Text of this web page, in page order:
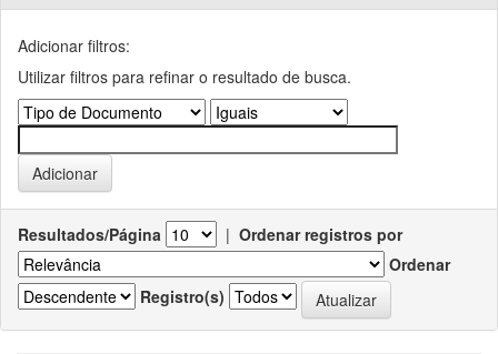
Adicionar filtros:
Utilizar filtros para refinar o resultado de busca.
Resultados/Página | Ordenar registros por
Ordenar
Registro(s)